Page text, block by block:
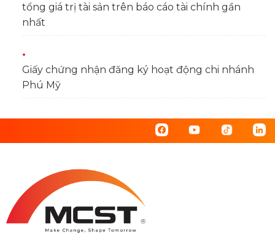
tổng giá trị tài sản trên báo cáo tài chính gần
nhất
Giấy chứng nhận đăng ký hoạt động chi nhánh
Phú Mỹ